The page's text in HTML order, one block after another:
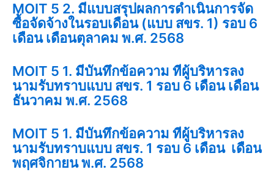
MOIT 5 2. มีแบบสรุปผลการดำเนินการจัด
ซื้อจัดจ้างในรอบเดือน (แบบ สขร. 1) รอบ 6
เดือน เดือนตุลาคม พ.ศ. 2568
MOIT 5 1. มีบันทึกข้อความ ที่ผู้บริหารลง
นามรับทราบแบบ สขร. 1 รอบ 6 เดือน เดือน
ธันวาคม พ.ศ. 2568
MOIT 5 1. มีบันทึกข้อความ ที่ผู้บริหารลง
นามรับทราบแบบ สขร. 1 รอบ 6 เดือน เดือน
พฤศจิกายน พ.ศ. 2568